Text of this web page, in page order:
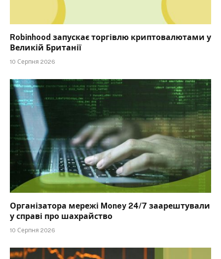
Robinhood запускає торгівлю криптовалютами у
Великій Британії
10 Серпня 2026
Організатора мережі Money 24/7 заарештували
у справі про шахрайство
10 Серпня 2026